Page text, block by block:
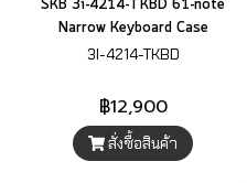
SKB 3i-4214-TKBD 61-note
Narrow Keyboard Case
3I-4214-TKBD
฿12,900
สั่งซื้อสินค้า